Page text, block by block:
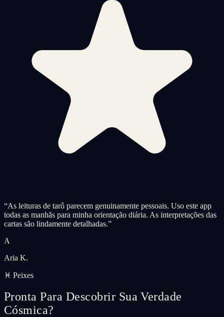
“As leituras de tarô parecem genuinamente pessoais. Uso este app
todas as manhãs para minha orientação diária. As interpretações das
cartas são lindamente detalhadas.”
A
Aria K.
♓ Peixes
Pronta Para Descobrir Sua Verdade
Cósmica?